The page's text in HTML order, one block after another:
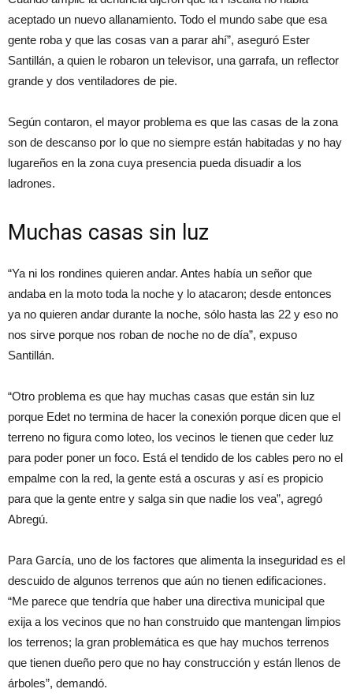
aceptado un nuevo allanamiento. Todo el mundo sabe que esa
gente roba y que las cosas van a parar ahí”, aseguró Ester
Santillán, a quien le robaron un televisor, una garrafa, un reflector
grande y dos ventiladores de pie.
Según contaron, el mayor problema es que las casas de la zona
son de descanso por lo que no siempre están habitadas y no hay
lugareños en la zona cuya presencia pueda disuadir a los
ladrones.
Muchas casas sin luz
“Ya ni los rondines quieren andar. Antes había un señor que
andaba en la moto toda la noche y lo atacaron; desde entonces
ya no quieren andar durante la noche, sólo hasta las 22 y eso no
nos sirve porque nos roban de noche no de día”, expuso
Santillán.
“Otro problema es que hay muchas casas que están sin luz
porque Edet no termina de hacer la conexión porque dicen que el
terreno no figura como loteo, los vecinos le tienen que ceder luz
para poder poner un foco. Está el tendido de los cables pero no el
empalme con la red, la gente está a oscuras y así es propicio
para que la gente entre y salga sin que nadie los vea”, agregó
Abregú.
Para García, uno de los factores que alimenta la inseguridad es el
descuido de algunos terrenos que aún no tienen edificaciones.
“Me parece que tendría que haber una directiva municipal que
exija a los vecinos que no han construido que mantengan limpios
los terrenos; la gran problemática es que hay muchos terrenos
que tienen dueño pero que no hay construcción y están llenos de
árboles”, demandó.